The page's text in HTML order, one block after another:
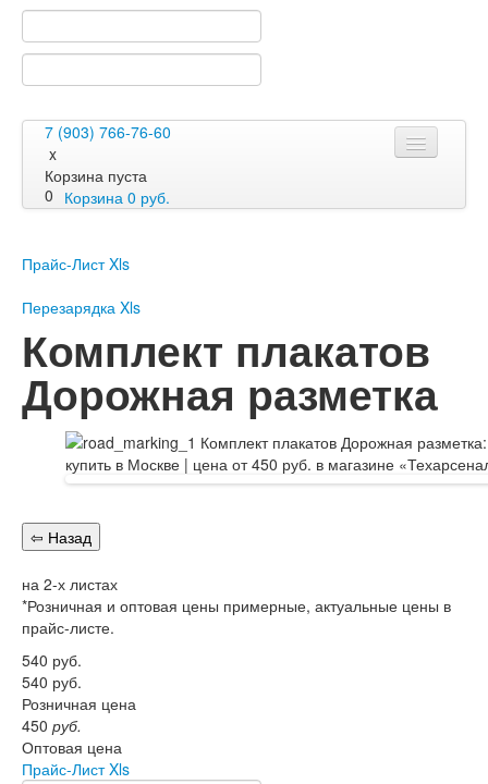
7 (903) 766-76-60
x
Корзина пуста
0 Корзина 0 руб.
Перезарядка
Перезарядка ОП
Перезарядка ОВП
Оплата
Гарантии
Статьи
Сертификаты
Вопрос-Ответ
Пожарное оборудование
Перезарядка
Перезарядка ОУ
Перезарядка ОВП
Прайс-Лист Xls
Перезарядка Xls
Комплект плакатов
Дорожная разметка
на 2-х листах
*Розничная и оптовая цены примерные, актуальные цены в
прайс-листе.
540 руб.
540 руб.
Розничная цена
450 руб.
Оптовая цена
Прайс-Лист Xls